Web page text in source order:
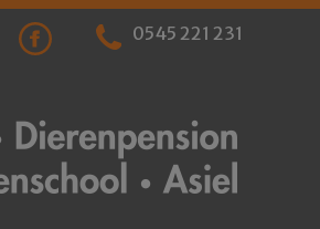
0545 221 231